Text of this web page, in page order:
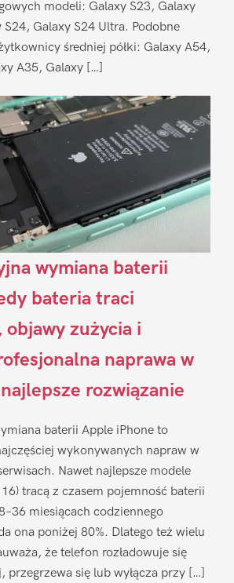
modeli: Galaxy S23, Galaxy
S24, Galaxy S24 Ultra. Podobne
średniej półki: Galaxy A54,
A35, Galaxy […]
wymiana baterii
bateria traci
objawy zużycia i
naprawa w
rozwiązanie
baterii Apple iPhone to
wykonywanych napraw w
Nawet najlepsze modele
tracą z czasem pojemność baterii
miesiącach codziennego
ona poniżej 80%. Dlatego też wielu
że telefon rozładowuje się
przegrzewa się lub wyłącza przy […]